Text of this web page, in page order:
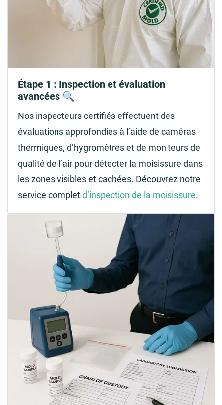
Étape 1 : Inspection et évaluation
avancées 🔍
Nos inspecteurs certifiés effectuent des
évaluations approfondies à l’aide de caméras
thermiques, d’hygromètres et de moniteurs de
qualité de l’air pour détecter la moisissure dans
les zones visibles et cachées. Découvrez notre
service completd’inspection de la moisissure.